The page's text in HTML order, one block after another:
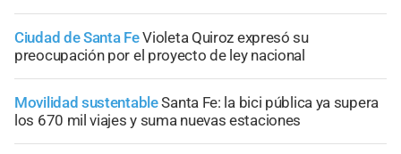
Ciudad de Santa FeVioleta Quiroz expresó su
preocupación por el proyecto de ley nacional
Movilidad sustentableSanta Fe: la bici pública ya supera
los 670 mil viajes y suma nuevas estaciones